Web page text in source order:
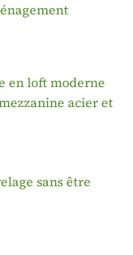
en loft moderne
acier et
sans être